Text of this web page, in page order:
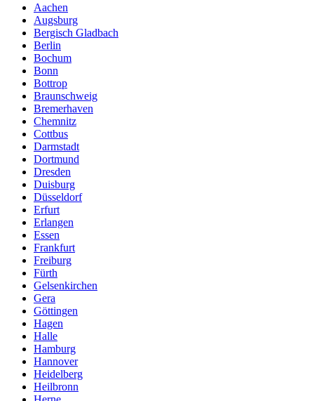
Aachen
Augsburg
Bergisch Gladbach
Berlin
Bochum
Bonn
Bottrop
Braunschweig
Bremerhaven
Chemnitz
Cottbus
Darmstadt
Dortmund
Dresden
Duisburg
Düsseldorf
Erfurt
Erlangen
Essen
Frankfurt
Freiburg
Fürth
Gelsenkirchen
Gera
Göttingen
Hagen
Halle
Hamburg
Hannover
Heidelberg
Heilbronn